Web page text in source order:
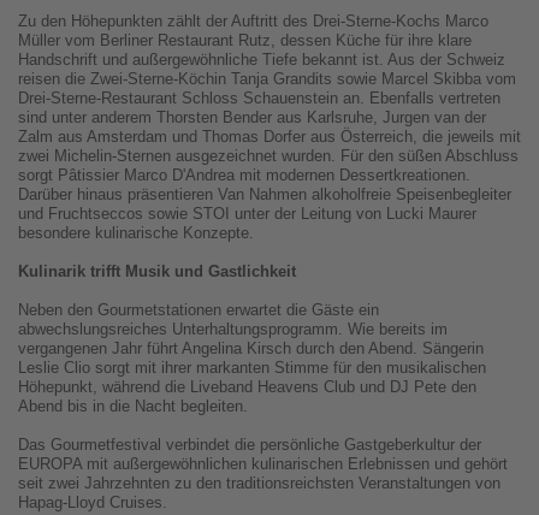
Zu den Höhepunkten zählt der Auftritt des Drei-Sterne-Kochs Marco
Müller vom Berliner Restaurant Rutz, dessen Küche für ihre klare
Handschrift und außergewöhnliche Tiefe bekannt ist. Aus der Schweiz
reisen die Zwei-Sterne-Köchin Tanja Grandits sowie Marcel Skibba vom
Drei-Sterne-Restaurant Schloss Schauenstein an. Ebenfalls vertreten
sind unter anderem Thorsten Bender aus Karlsruhe, Jurgen van der
Zalm aus Amsterdam und Thomas Dorfer aus Österreich, die jeweils mit
zwei Michelin-Sternen ausgezeichnet wurden. Für den süßen Abschluss
sorgt Pâtissier Marco D'Andrea mit modernen Dessertkreationen.
Darüber hinaus präsentieren Van Nahmen alkoholfreie Speisenbegleiter
und Fruchtseccos sowie STOI unter der Leitung von Lucki Maurer
besondere kulinarische Konzepte.
Kulinarik trifft Musik und Gastlichkeit
Neben den Gourmetstationen erwartet die Gäste ein
abwechslungsreiches Unterhaltungsprogramm. Wie bereits im
vergangenen Jahr führt Angelina Kirsch durch den Abend. Sängerin
Leslie Clio sorgt mit ihrer markanten Stimme für den musikalischen
Höhepunkt, während die Liveband Heavens Club und DJ Pete den
Abend bis in die Nacht begleiten.
Das Gourmetfestival verbindet die persönliche Gastgeberkultur der
EUROPA mit außergewöhnlichen kulinarischen Erlebnissen und gehört
seit zwei Jahrzehnten zu den traditionsreichsten Veranstaltungen von
Hapag-Lloyd Cruises.